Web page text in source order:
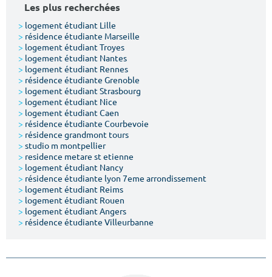
Type de location
Votre date d'entrée
Les plus recherchées
> logement étudiant Lille
> résidence étudiante Marseille
> logement étudiant Troyes
> logement étudiant Nantes
> logement étudiant Rennes
> résidence étudiante Grenoble
> logement étudiant Strasbourg
> logement étudiant Nice
> logement étudiant Caen
> résidence étudiante Courbevoie
> résidence grandmont tours
> studio m montpellier
> residence metare st etienne
> logement étudiant Nancy
> résidence étudiante lyon 7eme arrondissement
> logement étudiant Reims
> logement étudiant Rouen
> logement étudiant Angers
> résidence étudiante Villeurbanne